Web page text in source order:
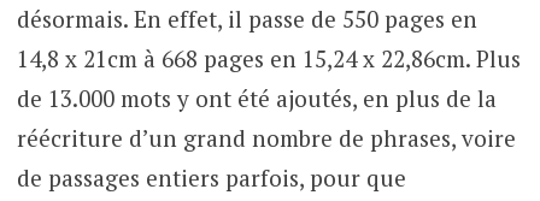
désormais. En effet, il passe de 550 pages en
14,8 x 21cm à 668 pages en 15,24 x 22,86cm. Plus
de 13.000 mots y ont été ajoutés, en plus de la
réécriture d’un grand nombre de phrases, voire
de passages entiers parfois, pour que